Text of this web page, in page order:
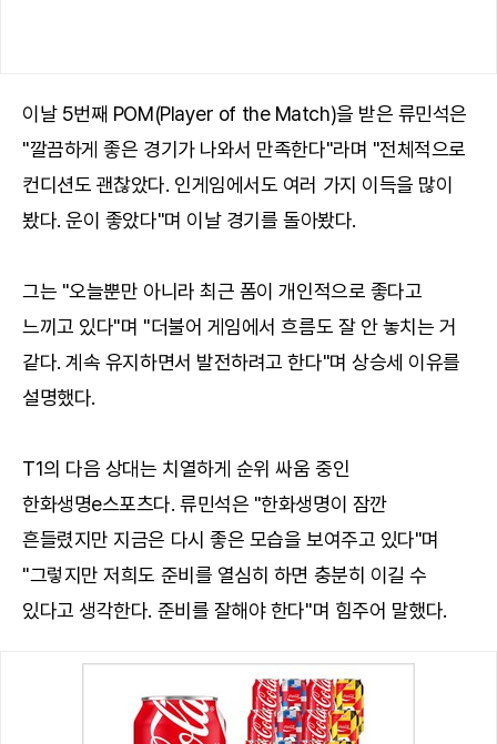
이날 5번째 POM(Player of the Match)을 받은 류민석은
"깔끔하게 좋은 경기가 나와서 만족한다"라며 "전체적으로
컨디션도 괜찮았다. 인게임에서도 여러 가지 이득을 많이
봤다. 운이 좋았다"며 이날 경기를 돌아봤다.
그는 "오늘뿐만 아니라 최근 폼이 개인적으로 좋다고
느끼고 있다"며 "더불어 게임에서 흐름도 잘 안 놓치는 거
같다. 계속 유지하면서 발전하려고 한다"며 상승세 이유를
설명했다.
T1의 다음 상대는 치열하게 순위 싸움 중인
한화생명e스포츠다. 류민석은 "한화생명이 잠깐
흔들렸지만 지금은 다시 좋은 모습을 보여주고 있다"며
"그렇지만 저희도 준비를 열심히 하면 충분히 이길 수
있다고 생각한다. 준비를 잘해야 한다"며 힘주어 말했다.